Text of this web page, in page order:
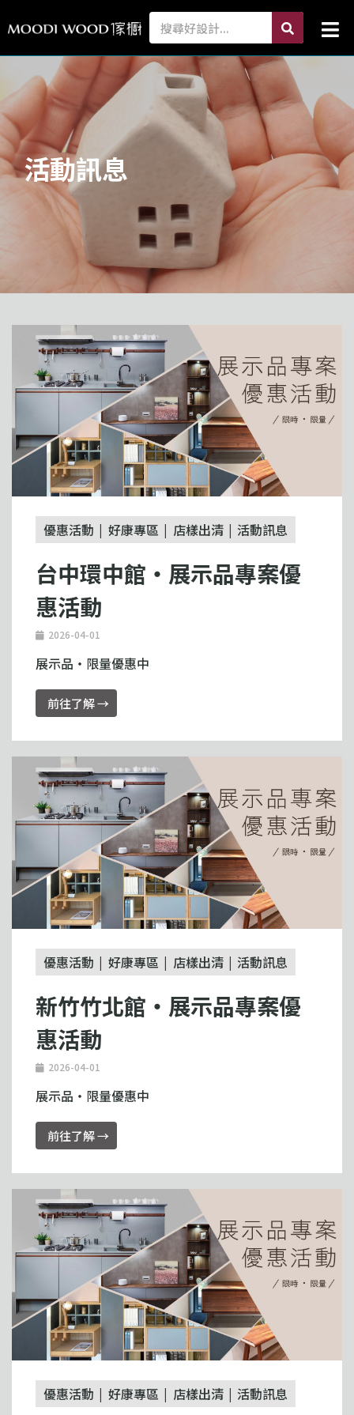
至
容
Search search
活動訊息
優惠活動 好康專區 店樣出清 活動訊息
台中環中館・展示品專案優
惠活動
2026-04-01
展示品・限量優惠中
前往了解 →
優惠活動 好康專區 店樣出清 活動訊息
新竹竹北館・展示品專案優
惠活動
2026-04-01
展示品・限量優惠中
前往了解 →
優惠活動 好康專區 店樣出清 活動訊息